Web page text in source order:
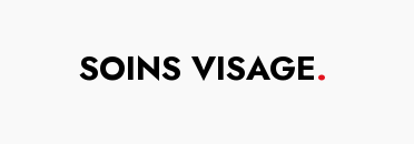
SOINS VISAGE.